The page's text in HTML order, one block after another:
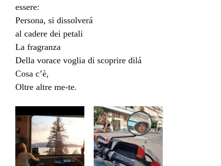
essere:
Persona, si dissolverá
al cadere dei petali
La fragranza
Della vorace voglia di scoprire dilá
Cosa c’è,
Oltre altre me-te.